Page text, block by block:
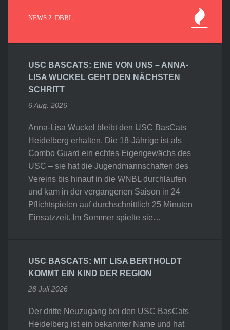
NEWS 2. DBBL
USC BASCATS: EINE VON UNS – ANNA-
LISA WUCKEL GEHT DEN NÄCHSTEN
SCHRITT
6 Aug. 2026
Anna-Lisa Wuckel bleibt den USC BasCats
Heidelberg erhalten. Die 18-Jährige ist als
Combo Guard ein echtes Eigengewächs des
USC – sie hat die Jugendmannschaften des
Vereins bis hinauf in die WNBL durchlaufen
und kam in der vergangenen Saison in 24
Pflichtspielen auf durchschnittlich 25 Minuten
Einsatzzeit. Im Sommer spielte sie…
USC BASCATS: MIT LISA BERTHOLDT
KOMMT EIN KIND DER REGION
28 Juli 2026
Der dritte Neuzugang bei den USC BasCats
Heidelberg ist ein bekannter Name und hat